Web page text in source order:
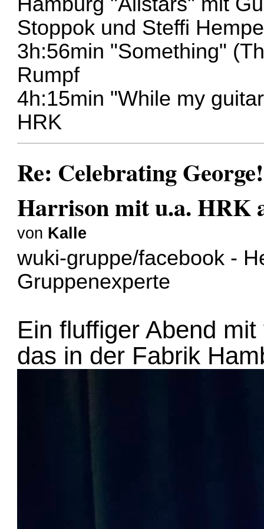
Stoppok und Steffi
3h:56min "Something"
Rumpf
4h:15min "While my
HRK
Re: Celebrating
Harrison mit u.a. HRK
von Kalle
wuki-gruppe/facebook -
Gruppenexperte
Ein fluffiger Abend
das in der Fabrik